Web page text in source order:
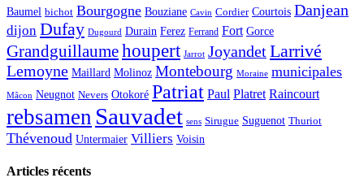
Baumel bichot Bourgogne Bouziane Cavin Cordier Courtois Danjean
dijon Dufay Dugourd Durain Ferez Ferrand Fort Gorce
Grandguillaumehoupert Jarrot JoyandetLarrivé
Lemoyne Maillard Molinoz Montebourg Moraine municipales
Mâcon Neugnot Nevers Otokoré Patriat Paul Platret Raincourt
rebsamen Sauvadet sens Sirugue Suguenot Thuriot
Thévenoud Untermaier Villiers Voisin
Articles récents